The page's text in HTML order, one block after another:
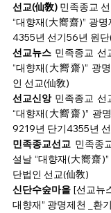
선교(仙敎) 민족종교
“대향재(大嚮齋)” 광
4355년 선기56년 원
선교뉴스 민족종교 선
“대향재(大嚮齋)” 광
인 선교(仙敎)
선교신앙 민족종교 선
“대향재(大嚮齋)” 광
9219년 단기4355년
민족종교선교 민족종
설날 “대향재(大嚮齋
단법인 선교(仙敎)
신단수숲마을 [선교뉴
대향재” 광명제천 _환